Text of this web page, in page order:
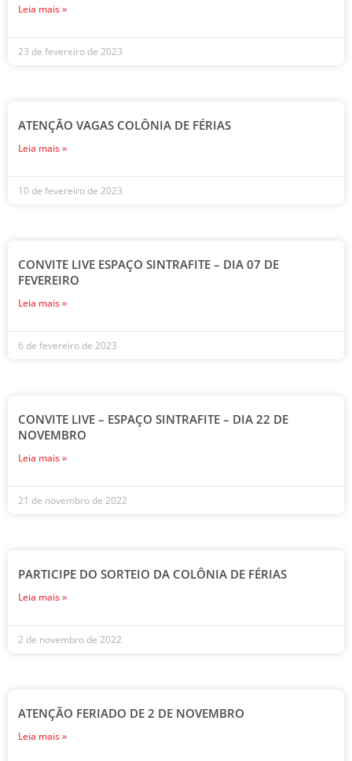
Leia mais »
23 de fevereiro de 2023
ATENÇÃO VAGAS COLÔNIA DE FÉRIAS
Leia mais »
10 de fevereiro de 2023
CONVITE LIVE ESPAÇO SINTRAFITE – DIA 07 DE
FEVEREIRO
Leia mais »
6 de fevereiro de 2023
CONVITE LIVE – ESPAÇO SINTRAFITE – DIA 22 DE
NOVEMBRO
Leia mais »
21 de novembro de 2022
PARTICIPE DO SORTEIO DA COLÔNIA DE FÉRIAS
Leia mais »
2 de novembro de 2022
ATENÇÃO FERIADO DE 2 DE NOVEMBRO
Leia mais »